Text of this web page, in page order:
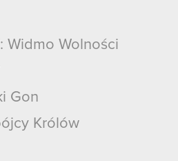
Widmo Wolności
Gon
Królów